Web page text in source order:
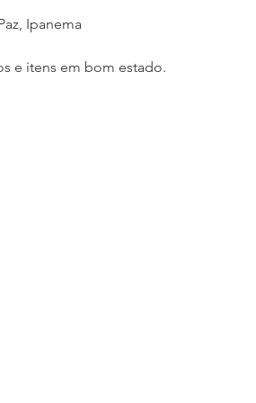
Ipanema
e itens em bom estado.